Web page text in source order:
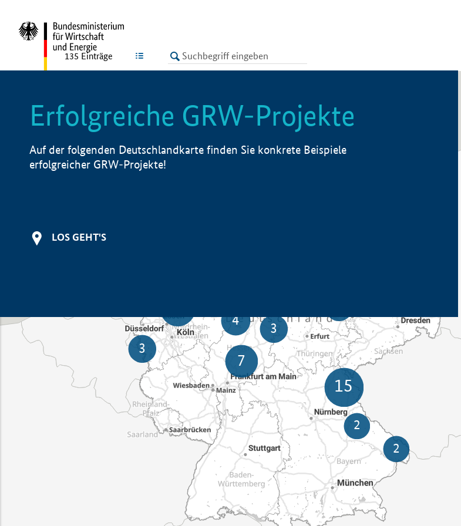
LISTE
135 Einträge
Erfolgreiche GRW-Projekte
Auf der folgenden Deutschlandkarte finden Sie konkrete Beispiele
erfolgreicher GRW-Projekte!
LOS GEHT'S